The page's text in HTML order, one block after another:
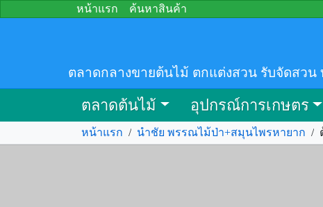
หน้าแรก ค้นหาสินค้า
ตลาดกลางขายต้นไม้ ตกแต่งสวน รับจัดสว
ตลาดต้นไม้ อุปกรณ์การเกษตร
หน้าแรก / นำชัย พรรณไม้ป่า+สมุนไพรหายาก /